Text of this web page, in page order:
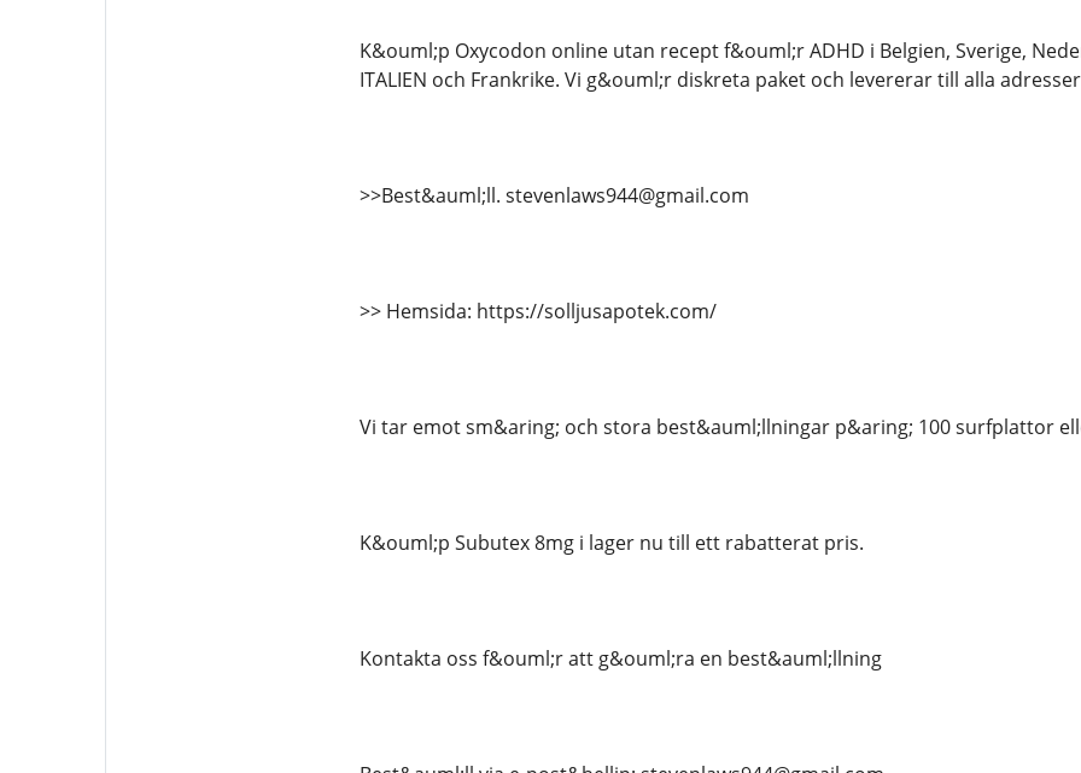
K&ouml;p Oxycodon online utan recept f&ouml;r ADHD i Belgien, Sverige,
ITALIEN och Frankrike. Vi g&ouml;r diskreta paket och levererar till alla
>>Best&auml;ll. stevenlaws944@gmail.com
>> Hemsida: https://solljusapotek.com/
Vi tar emot sm&aring; och stora best&auml;llningar p&aring; 100 surfplattor
K&ouml;p Subutex 8mg i lager nu till ett rabatterat pris.
Kontakta oss f&ouml;r att g&ouml;ra en best&auml;llning